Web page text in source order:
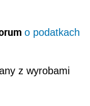
o podatkach
z wyrobami